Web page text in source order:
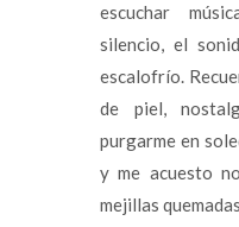
escuchar
silencio, el
escalofrío.
de piel,
purgarme en
y me acuesto
mejillas